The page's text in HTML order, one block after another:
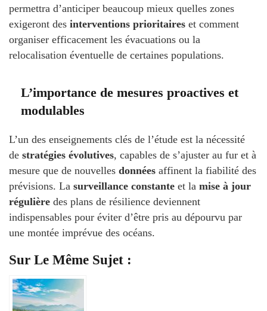
permettra d’anticiper beaucoup mieux quelles zones
exigeront des interventions prioritaires et comment
organiser efficacement les évacuations ou la
relocalisation éventuelle de certaines populations.
L’importance de mesures proactives et
modulables
L’un des enseignements clés de l’étude est la nécessité
de stratégies évolutives, capables de s’ajuster au fur et à
mesure que de nouvelles données affinent la fiabilité des
prévisions. La surveillance constante et la mise à jour
régulière des plans de résilience deviennent
indispensables pour éviter d’être pris au dépourvu par
une montée imprévue des océans.
Sur Le Même Sujet :